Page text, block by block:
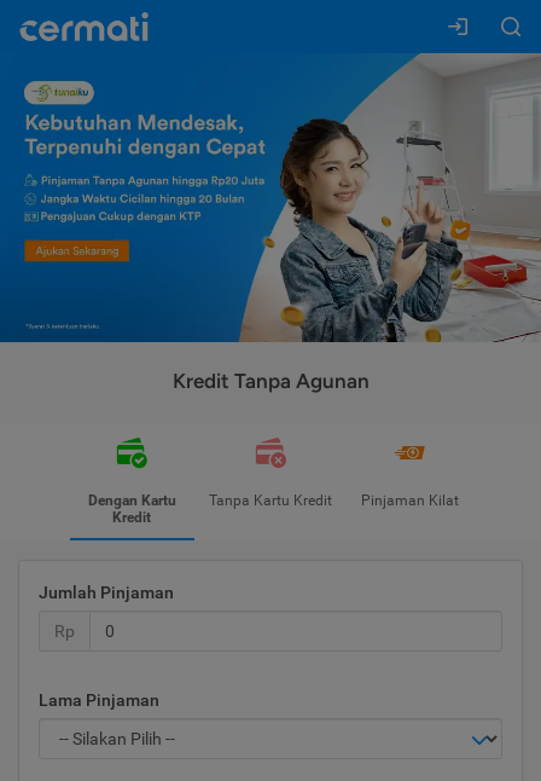
Kredit Tanpa Agunan
Dengan Kartu
Kredit
Tanpa Kartu Kredit Pinjaman Kilat
Jumlah Pinjaman
Rp
Lama Pinjaman